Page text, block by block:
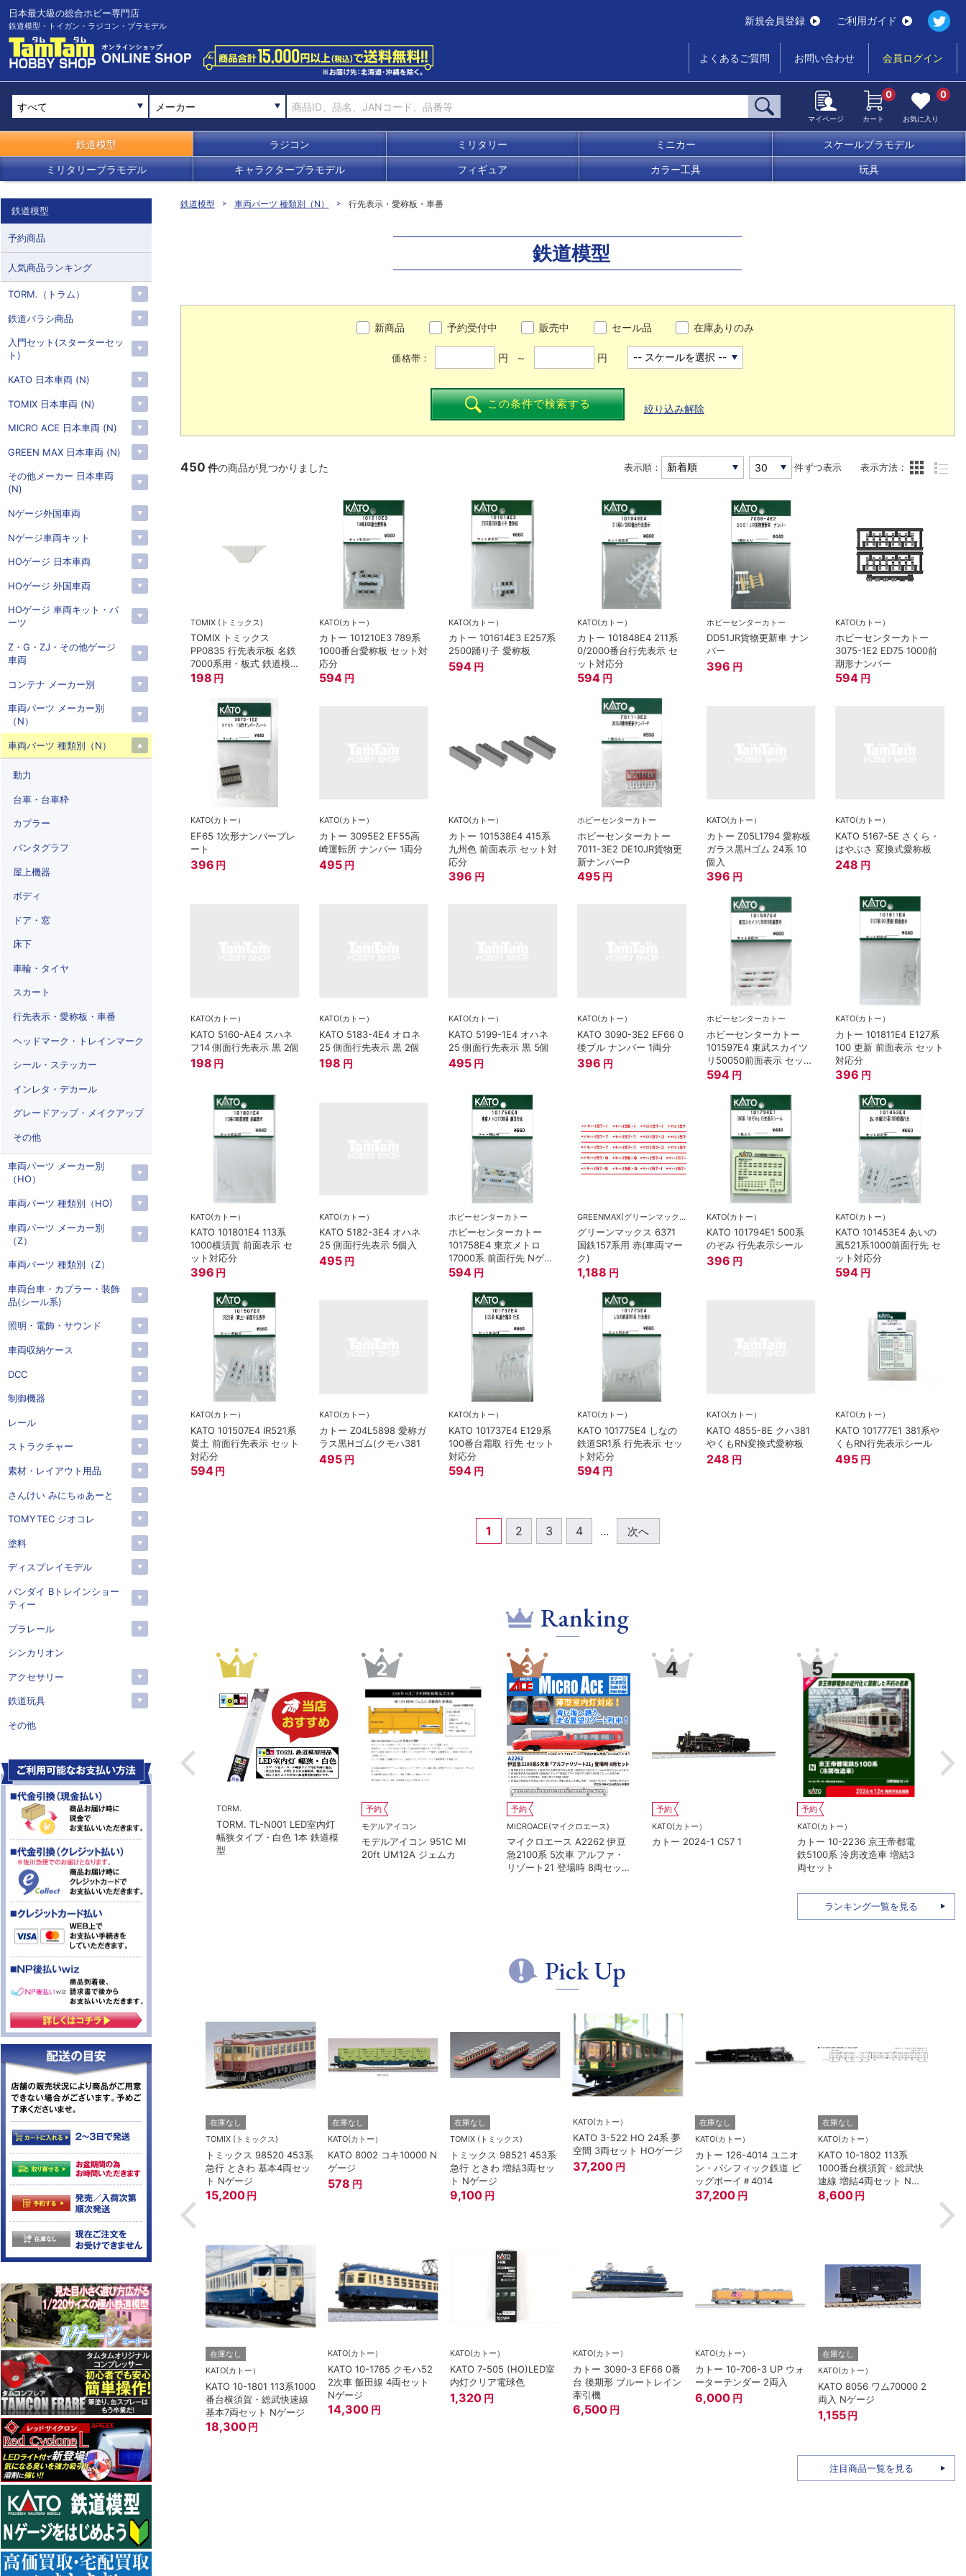
日本最大級の総合ホビー専門店
鉄道模型・トイガン・ラジコン・プラモデル 新規会員登録 ご利用ガイド
よくあるご質問 お問い合わせ 会員ログイン
メーカー
マイページ カート
0
お気に入り
0
鉄道模型 ラジコン ミリタリー ミニカー スケールプラモデル
ミリタリープラモデル キャラクタープラモデル フィギュア カラー工具 玩具
鉄道模型 車両パーツ 種類別（N） 行先表示・愛称板・車番
鉄道模型
新商品 予約受付中 販売中 セール品 在庫ありのみ
価格帯： 円 ～ 円
この条件で検索する 絞り込み解除
450 件の商品が見つかりました 表示順： 件ずつ表示 表示方法：
TOMIX (トミックス)
TOMIX トミックス
PP0835 行先表示板 名鉄
7000系用・板式 鉄道模
型 Nゲージ
198 円
KATO(カトー）
カトー 101210E3 789系
1000番台愛称板 セット対
応分
594 円
KATO(カトー）
カトー 101614E3 E257系
2500踊り子 愛称板
594 円
KATO(カトー）
カトー 101848E4 211系
0/2000番台行先表示 セ
ット対応分
594 円
ホビーセンターカトー
DD51JR貨物更新車 ナン
バー
396 円
KATO(カトー）
ホビーセンターカトー
3075-1E2 ED75 1000前
期形ナンバー
594 円
KATO(カトー）
EF65 1次形ナンバープレ
ート
396 円
KATO(カトー）
カトー 3095E2 EF55高
崎運転所 ナンバー 1両分
495 円
KATO(カトー）
カトー 101538E4 415系
九州色 前面表示 セット対
応分
396 円
ホビーセンターカトー
ホビーセンターカトー
7011-3E2 DE10JR貨物更
新ナンバーP
495 円
KATO(カトー）
カトー Z05L1794 愛称板
ガラス黒Hゴム 24系 10
個入
396 円
KATO(カトー）
KATO 5167-5E さくら・
はやぶさ 変換式愛称板
248 円
KATO(カトー）
KATO 5160-AE4 スハネ
フ14 側面行先表示 黒 2個
198 円
KATO(カトー）
KATO 5183-4E4 オロネ
25 側面行先表示 黒 2個
198 円
KATO(カトー）
KATO 5199-1E4 オハネ
25 側面行先表示 黒 5個
495 円
KATO(カトー）
KATO 3090-3E2 EF66 0
後ブル ナンバー 1両分
396 円
ホビーセンターカトー
ホビーセンターカトー
101597E4 東武スカイツ
リ50050前面表示 セット
対応分
594 円
KATO(カトー）
カトー 101811E4 E127系
100 更新 前面表示 セット
対応分
396 円
KATO(カトー）
KATO 101801E4 113系
1000横須賀 前面表示 セ
ット対応分
396 円
KATO(カトー）
KATO 5182-3E4 オハネ
25 側面行先表示 5個入
495 円
ホビーセンターカトー
ホビーセンターカトー
101758E4 東京メトロ
17000系 前面行先 Nゲー
ジ
594 円
GREENMAX(グリーンマックス）
グリーンマックス 6371
国鉄157系用 赤(車両マー
ク)
1,188 円
KATO(カトー）
KATO 101794E1 500系
のぞみ 行先表示シール
396 円
KATO(カトー）
KATO 101453E4 あいの
風521系1000前面行先 セ
ット対応分
594 円
KATO(カトー）
KATO 101507E4 IR521系
黄土 前面行先表示 セット
対応分
594 円
KATO(カトー）
カトー Z04L5898 愛称ガ
ラス黒Hゴム(クモハ381
495 円
KATO(カトー）
KATO 101737E4 E129系
100番台霜取 行先 セット
対応分
594 円
KATO(カトー）
KATO 101775E4 しなの
鉄道SR1系 行先表示 セッ
ト対応分
594 円
KATO(カトー）
KATO 4855-8E クハ381
やくもRN変換式愛称板
248 円
KATO(カトー）
KATO 101777E1 381系や
くもRN行先表示シール
495 円
1 2 3 4 ... 次へ
Ranking
コン 951C MI
ジェムカ
3
予約
MICROACE(マイクロエース)
マイクロエース A2262 伊豆
急2100系 5次車 アルファ・
リゾート21 登場時 8両セッ
ト
KATO(カトー）
カトー 2024-1 C57 1
KATO(カトー）
カトー 10-2236 京王帝都電
鉄5100系 冷房改造車 増結3
6
KATO(カトー）
カトー 10-2237 京王帝都電
鉄5000系+5100系 冷房増備
車 7両セット 特別企画品
カトー 10-2039 165系
345M 大垣夜行 8両基本セッ
8
KATO(カトー）
カトー 10-2235 京王帝都電
鉄5000系 冷房改造車 基本4
ランキング一覧を見る
Pick Up
）
825 延長コー
）
KATO(カトー）
KATO 11-704 カプラー密
連形 A グレー (20個入)
(アーノルドカプラー用対
応)
352円
在庫なし
TOMIX (トミックス)
トミックス 98520 453系
急行 ときわ 基本4両セッ
ト Nゲージ
15,200 円
在庫なし
KATO(カトー）
KATO 8002 コキ10000 N
ゲージ
578 円
在庫なし
TOMIX (トミックス)
トミックス 98521 453系
急行 ときわ 増結3両セッ
ト Nゲージ
9,100 円
KATO(カトー）
KATO 3-522 HO 24系 夢
空間 3両セット HOゲージ
37,200 円
在庫なし
KATO(カトー）
カトー 126-4014 ユニオ
ン・パシフィック鉄道 ビ
ッグボーイ＃4014
37,200 円
在庫なし
KATO(カトー）
KATO 10-1802 113系
1000番台横須賀・総武快
速線 増結4両セット Nゲ
ージ
8,600 円
在庫なし
KATO(カトー）
KATO 10-1801 113系1000
番台横須賀・総武快速線
基本7両セット Nゲージ
18,300 円
KATO(カトー）
KATO 10-1765 クモハ52
2次車 飯田線 4両セット
Nゲージ
14,300 円
KATO(カトー）
KATO 7-505 (HO)LED室
内灯クリア電球色
1,320 円
KATO(カトー）
カトー 3090-3 EF66 0番
台 後期形 ブルートレイン
牽引機
6,500 円
KATO(カトー）
カトー 10-706-3 UP ウォ
ーターテンダー 2両入
6,000 円
在庫なし
KATO(カトー）
KATO 8056 ワム70000 2
両入 Nゲージ
1,155 円
注目商品一覧を見る
鉄道模型
予約商品
人気商品ランキング
TORM.（トラム）
鉄道バラシ商品
入門セット(スターターセッ
ト)
KATO 日本車両 (N)
TOMIX 日本車両 (N)
MICRO ACE 日本車両 (N)
GREEN MAX 日本車両 (N)
その他メーカー 日本車両
(N)
Nゲージ外国車両
Nゲージ車両キット
HOゲージ 日本車両
HOゲージ 外国車両
HOゲージ 車両キット・パ
ーツ
Z・G・ZJ・その他ゲージ
車両
コンテナ メーカー別
車両パーツ メーカー別
（N）
車両パーツ 種類別（N）
動力
台車・台車枠
カプラー
パンタグラフ
屋上機器
ボディ
ドア・窓
床下
車輪・タイヤ
スカート
行先表示・愛称板・車番
ヘッドマーク・トレインマーク
シール・ステッカー
インレタ・デカール
グレードアップ・メイクアップ
その他
車両パーツ メーカー別
（HO）
車両パーツ 種類別（HO)
車両パーツ メーカー別
（Z）
車両パーツ 種類別（Z）
車両台車・カプラー・装飾
品(シール系)
照明・電飾・サウンド
車両収納ケース
DCC
制御機器
レール
ストラクチャー
素材・レイアウト用品
さんけい みにちゅあーと
TOMYTEC ジオコレ
塗料
ディスプレイモデル
バンダイ Bトレインショー
ティー
プラレール
シンカリオン
アクセサリー
鉄道玩具
その他